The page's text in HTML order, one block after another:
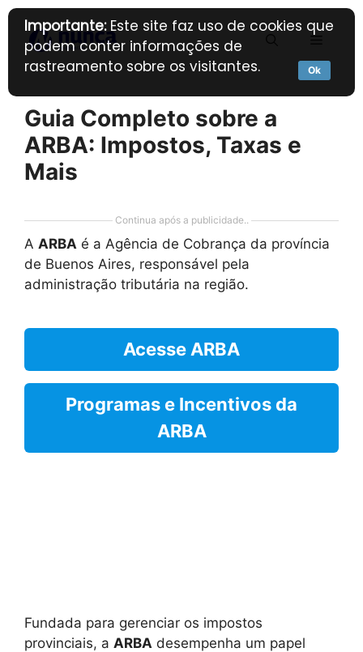
Pular
para
conteúdo
Guia Completo sobre a
ARBA: Impostos, Taxas e
Mais
Continua após a publicidade..
A ARBA é a Agência de Cobrança da província
de Buenos Aires, responsável pela
administração tributária na região.
Acesse ARBA
Programas e Incentivos da
ARBA
Fundada para gerenciar os impostos
provinciais, a ARBA desempenha um papel
Importante:Este site faz uso de cookies que
podem conter informações de
rastreamento sobre os visitantes.
Ok